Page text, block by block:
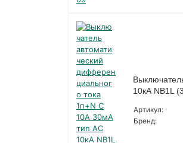
10кА NB1L
Артикул:
Бренд: